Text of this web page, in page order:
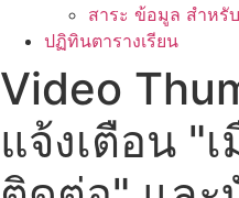
สาระ ข้อมูล สำหรั
ปฏิทินตารางเรียน
Video
แจ้งเตือน "